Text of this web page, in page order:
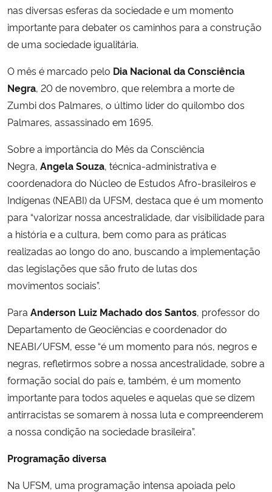
Ministério do Meio Ambiente
Ministério do Turismo
Ministério do Desenvolvimento Regional
Controladoria-Geral da União
Ministério da Mulher, da Família e dos Direitos Humanos
Secretaria de Governo
Gabinete de Segurança Institucional
Advocacia-Geral da União
Planalto
nas diversas esferas da sociedade e um momento
importante para debater os caminhos para a construção
de uma sociedade igualitária.
O mês é marcado pelo Dia Nacional da Consciência
Negra, 20 de novembro, que relembra a morte de
Zumbi dos Palmares, o último líder do quilombo dos
Palmares, assassinado em 1695.
Sobre a importância do Mês da Consciência
Negra, Angela Souza, técnica-administrativa e
coordenadora do Núcleo de Estudos Afro-brasileiros e
Indígenas (NEABI) da UFSM, destaca que é um momento
para “valorizar nossa ancestralidade, dar visibilidade para
a história e a cultura, bem como para as práticas
realizadas ao longo do ano, buscando a implementação
das legislações que são fruto de lutas dos
movimentos sociais”.
Para Anderson Luiz Machado dos Santos, professor do
Departamento de Geociências e coordenador do
NEABI/UFSM, esse “é um momento para nós, negros e
negras, refletirmos sobre a nossa ancestralidade, sobre a
formação social do país e, também, é um momento
importante para todos aqueles e aquelas que se dizem
antirracistas se somarem à nossa luta e compreenderem
a nossa condição na sociedade brasileira”.
Programação diversa
Na UFSM, uma programação intensa apoiada pelo